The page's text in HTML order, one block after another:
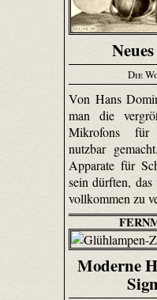
Die
Von Hans
man die
Mikrofons für
nutzbar
Apparate für
sein dürften,
vollkommen zu
Moderne